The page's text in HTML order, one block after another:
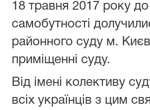
18 травня 2017 року
самобутності
районного суду м.
приміщенні суду.
Від імені колективу
всіх українців з цим